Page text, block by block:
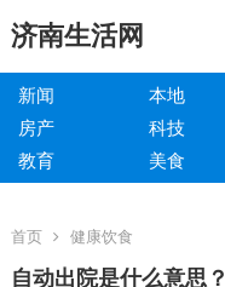
济南生活网
新闻 本地
房产
科技
教育
美食
首页 健康饮食
自动出院是什么意思？